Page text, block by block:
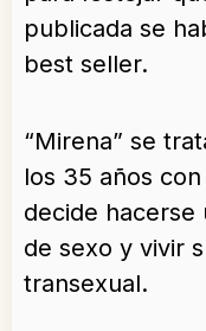
publicada se
best seller.
“Mirena” se
los 35 años
decide hacerse
de sexo y vivir
transexual.